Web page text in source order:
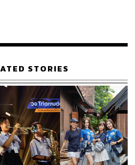
สูตรให้คนไทยถูกปากค่ะ” นภา
ถ้าทำรสจัดลูกค้าก็จะบ่น คุณพ่อก็
ป็นสาเหตุว่าทำไมเมนูต่างๆ ทั้งโรตี
งต่างๆ ที่ร้านการิมจึงถูกปากชาว
รสชาติไม่จัดจนเกินไป “ถ้าเป็น
ออกกลางจะบอกรสอ่อนไปหน่อย
และกลิ่นฉุนเกินไปสำหรับคนไทย
ะ”
STORIES